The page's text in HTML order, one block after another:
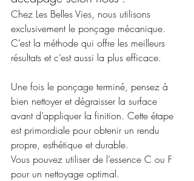
Chez Les Belles Vies, nous utilisons
exclusivement le ponçage mécanique.
C’est la méthode qui offre les meilleurs
résultats et c’est aussi la plus efficace.
Une fois le ponçage terminé, pensez à
bien nettoyer et dégraisser la surface
avant d’appliquer la finition. Cette étape
est primordiale pour obtenir un rendu
propre, esthétique et durable.
Vous pouvez utiliser de l’essence C ou F
pour un nettoyage optimal.